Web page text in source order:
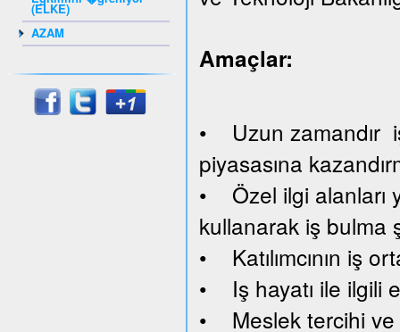
(ELKE)
AZAM
Amaçlar:
• Uzun zamandır
piyasasına
• Özel ilgi alanları
kullanarak iş bulma
• Katılımcının iş
• Iş hayatı ile ilgili
• Meslek tercihi ve